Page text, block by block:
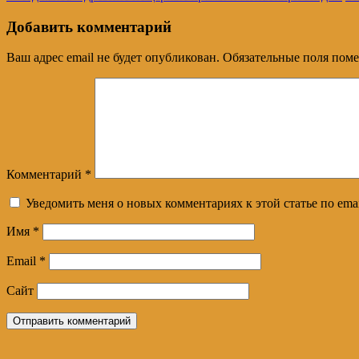
Добавить комментарий
Ваш адрес email не будет опубликован. Обязательные поля
Комментарий *
Уведомить меня о новых комментариях к этой статье по
Имя *
Email *
Сайт